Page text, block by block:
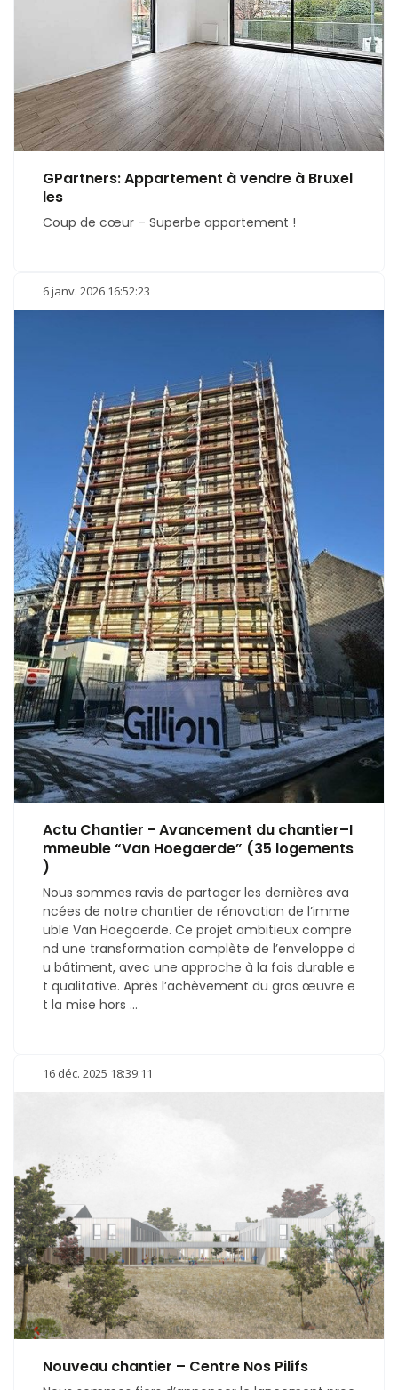
GPartners: Appartement à vendre à Bruxel
les
Coup de cœur – Superbe appartement !
6 janv. 2026 16:52:23
Actu Chantier - Avancement du chantier–I
mmeuble “Van Hoegaerde” (35 logements
)
Nous sommes ravis de partager les dernières ava
ncées de notre chantier de rénovation de l’imme
uble Van Hoegaerde. Ce projet ambitieux compre
nd une transformation complète de l’enveloppe d
u bâtiment, avec une approche à la fois durable e
t qualitative. Après l’achèvement du gros œuvre e
t la mise hors ...
16 déc. 2025 18:39:11
Nouveau chantier – Centre Nos Pilifs